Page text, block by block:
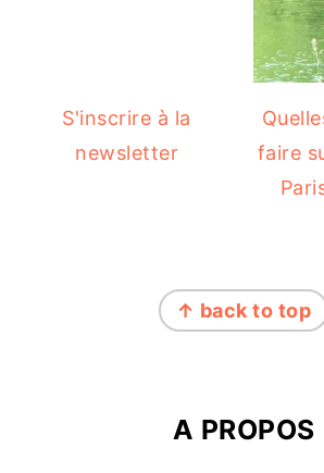
S'inscrire à la
newsletter
faire
↑ back to top
A PROPOS